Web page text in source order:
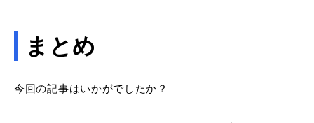
まとめ
今回の記事はいかがでしたか？